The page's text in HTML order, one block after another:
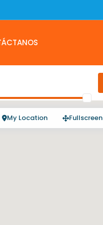
My Location Fullscreen